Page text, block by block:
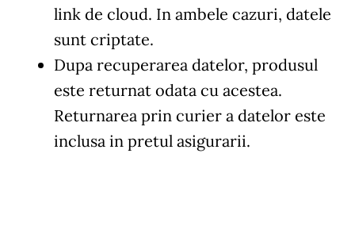
link de cloud. In ambele cazuri, datele
sunt criptate.
Dupa recuperarea datelor, produsul
este returnat odata cu acestea.
Returnarea prin curier a datelor este
inclusa in pretul asigurarii.